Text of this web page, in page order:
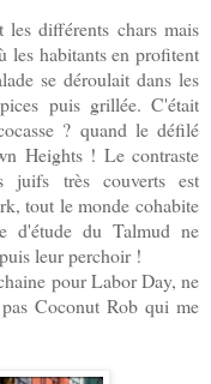
différents chars mais
les habitants en profitent
se déroulait dans les
puis grillée. C'était
? quand le défilé
Heights ! Le contraste
juifs très couverts est
tout le monde cohabite
d'étude du Talmud ne
leur perchoir !
pour Labor Day, ne
Coconut Rob qui me